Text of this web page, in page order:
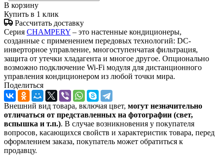
В корзину
Купить в 1 клик
Рассчитать доставку
Серия CHAMPERY – это настенные кондиционеры,
созданные с применением передовых технологий: DC-
инверторное управление, многоступенчатая фильтрация,
защита от утечки хладагента и многое другое. Опционально
возможно подключение Wi-Fi модуля для дистанционного
управления кондиционером из любой точки мира.
Поделиться
Внешний вид товара, включая цвет, могут незначительно
отличаться от представленных на фотографии (свет,
вспышка и т.п.). В случае возникновения у покупателя
вопросов, касающихся свойств и характеристик товара, перед
оформлением заказа, покупатель может обратиться к
продавцу.